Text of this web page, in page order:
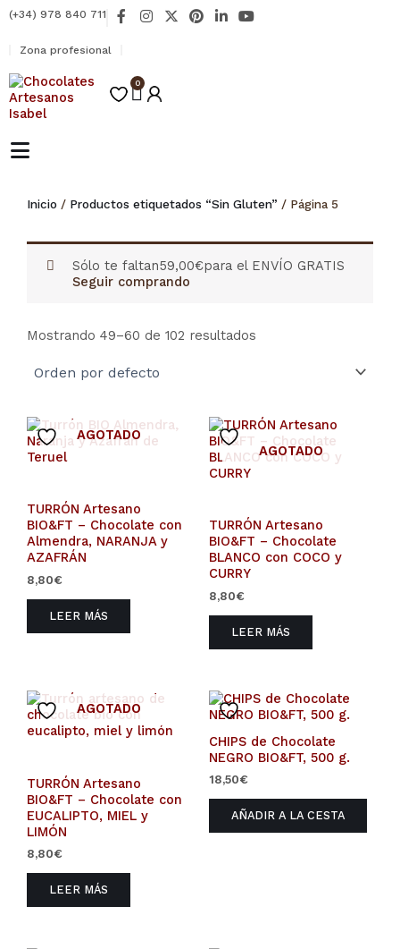
(+34) 978 840 711
F
a
o
o
I
g
r
X
P
i
L
Y
Zona profesional
0
Carrito
Inicio / Productos etiquetados “Sin Gluten” / Página 5
Sólo te faltan59,00€para el ENVÍO GRATIS
Seguir comprando
Mostrando 49–60 de 102 resultados
AGOTADO
TURRÓN Artesano
BIO&FT – Chocolate con
Almendra, NARANJA y
AZAFRÁN
8,80€
LEER MÁS
AGOTADO
TURRÓN Artesano
BIO&FT – Chocolate
BLANCO con COCO y
CURRY
8,80€
LEER MÁS
AGOTADO
TURRÓN Artesano
BIO&FT – Chocolate con
EUCALIPTO, MIEL y
LIMÓN
8,80€
LEER MÁS
CHIPS de Chocolate
NEGRO BIO&FT, 500 g.
18,50€
AÑADIR A LA CESTA